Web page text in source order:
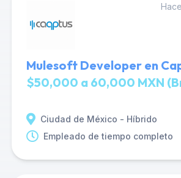
Mulesoft Developer en
$50,000 a 60,000 MXN
Ciudad de México - Híbrido
Empleado de tiempo completo